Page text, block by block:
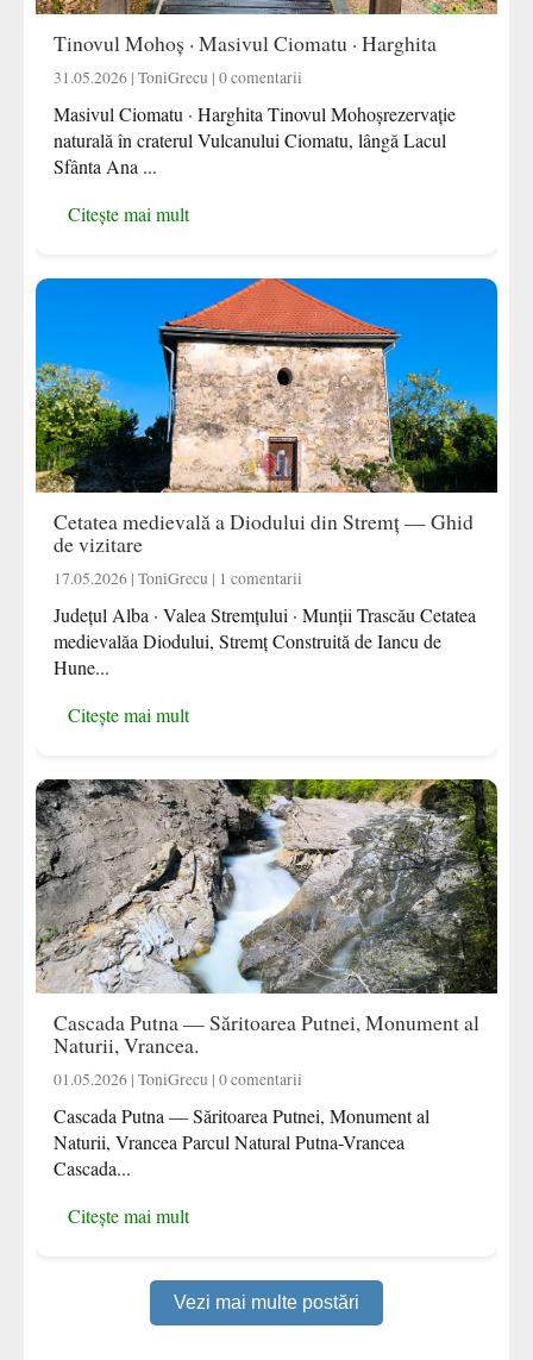
Tinovul Mohoș · Masivul Ciomatu · Harghita
31.05.2026 | ToniGrecu | 0 comentarii
Masivul Ciomatu · Harghita Tinovul Mohoșrezervație
naturală în craterul Vulcanului Ciomatu, lângă Lacul
Sfânta Ana ...
Citește mai mult
Cetatea medievală a Diodului din Stremț — Ghid
de vizitare
17.05.2026 | ToniGrecu | 1 comentarii
Județul Alba · Valea Stremțului · Munții Trascău Cetatea
medievalăa Diodului, Stremț Construită de Iancu de
Hune...
Citește mai mult
Cascada Putna — Săritoarea Putnei, Monument al
Naturii, Vrancea.
01.05.2026 | ToniGrecu | 0 comentarii
Cascada Putna — Săritoarea Putnei, Monument al
Naturii, Vrancea Parcul Natural Putna-Vrancea
Cascada...
Citește mai mult
Vezi mai multe postări